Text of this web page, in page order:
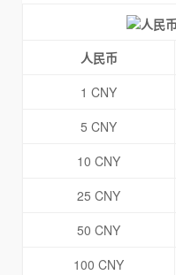
人民币
1 CNY
5 CNY
10 CNY
25 CNY
50 CNY
100 CNY